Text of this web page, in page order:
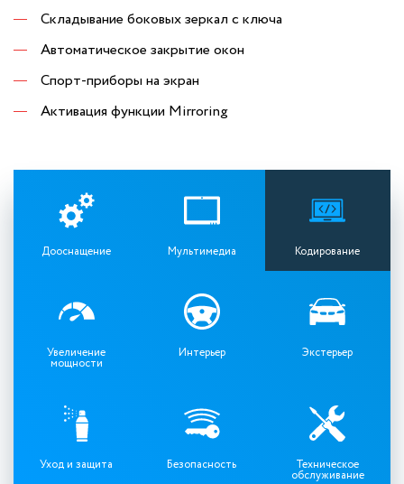
Складывание боковых зеркал с ключа
Автоматическое закрытие окон
Спорт-приборы на экран
Активация функции Mirroring
Дооснащение Мультимедиа Кодирование
Увеличение
мощности
Интерьер Экстерьер
Уход и защита Безопасность Техническое
обслуживание